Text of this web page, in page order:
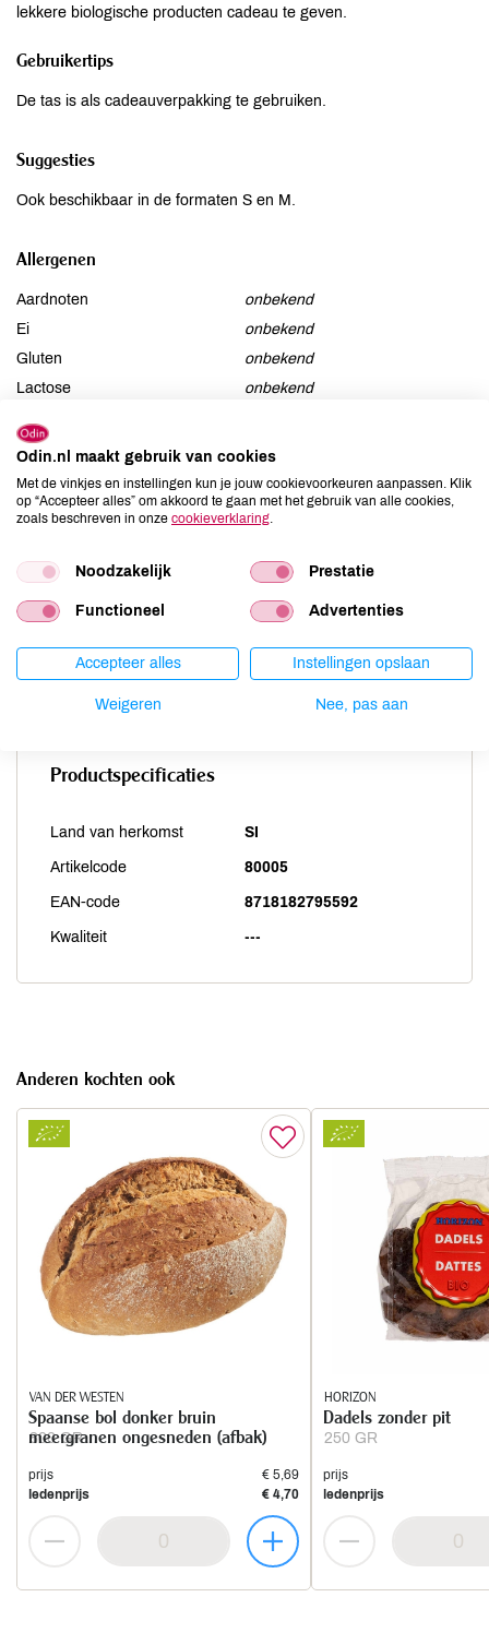
lekkere biologische producten cadeau te geven.
Gebruikertips
De tas is als cadeauverpakking te gebruiken.
Suggesties
Ook beschikbaar in de formaten S en M.
Allergenen
Aardnoten
onbekend
Ei
onbekend
Gluten
onbekend
Lactose
onbekend
Mosterd
onbekend
Noten
onbekend
Schaaldieren
onbekend
onbekend
Sesam
onbekend
Vis
onbekend
Weekdieren
onbekend
Zwaveldioxide / sulfieten
onbekend
Productspecificaties
Land van herkomst SI
Artikelcode 80005
EAN-code 8718182795592
Kwaliteit ---
Anderen kochten ook
VAN DER WESTEN
800 GR
Spaanse bol donker bruin
meergranen ongesneden (afbak)
prijs
€ 5,69
ledenprijs
€ 4,70
HORIZON
250 GR
Dadels zonder pit
prijs
ledenprijs
Odin.nl maakt gebruik van cookies
Met de vinkjes en instellingen kun je jouw cookievoorkeuren aanpassen. Klik
op “Accepteer alles” om akkoord te gaan met het gebruik van alle cookies,
zoals beschreven in onze cookieverklaring
Noodzakelijk Prestatie
Functioneel Advertenties
Accepteer alles Instellingen opslaan
Weigeren Nee, pas aan